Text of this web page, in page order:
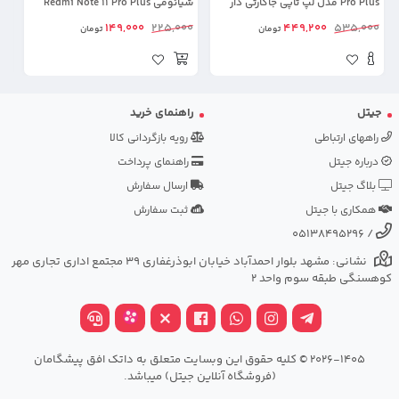
Pro Plus مدل لپ تاپی جاکارتی دار
535,000
449,200تومان
شیائومی Redmi Note 11 Pro Plus
225,000
149,000تومان
جیتل
راههای ارتباطی
درباره جیتل
بلاگ جیتل
همکاری با جیتل
راهنمای خرید
رویه بازگردانی کالا
راهنمای پرداخت
ارسال سفارش
ثبت سفارش
/
05138495296
نشانی: مشهد بلوار احمدآباد خیابان ابوذرغفاری 39 مجتمع اداری تجاری مهر
کوهسنگی طبقه سوم واحد 2
2026-1405 © کلیه حقوق این وبسایت متعلق به داتک افق پیشگامان
(فروشگاه آنلاین جیتل) میباشد.